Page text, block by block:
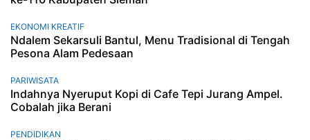
EKONOMI KREATIF
Ndalem Sekarsuli Bantul, Menu Tradisional di Tengah
Pesona Alam Pedesaan
PARIWISATA
Indahnya Nyeruput Kopi di Cafe Tepi Jurang Ampel.
Cobalah jika Berani
PENDIDIKAN